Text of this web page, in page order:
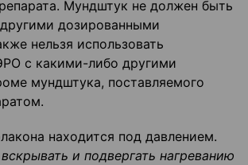
Мундштук не должен быть
дозированными
нельзя использовать
с какими-либо другими
мундштука, поставляемого
находится под давлением.
и подвергать нагреванию